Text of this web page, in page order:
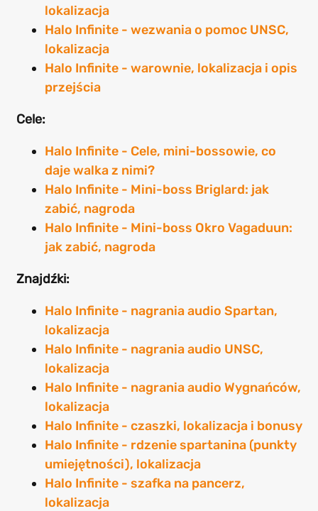
lokalizacja
Halo Infinite - wezwania o pomoc UNSC,
lokalizacja
Halo Infinite - warownie, lokalizacja i opis
przejścia
Cele:
Halo Infinite - Cele, mini-bossowie, co
daje walka z nimi?
Halo Infinite - Mini-boss Briglard: jak
zabić, nagroda
Halo Infinite - Mini-boss Okro Vagaduun:
jak zabić, nagroda
Znajdźki:
Halo Infinite - nagrania audio Spartan,
lokalizacja
Halo Infinite - nagrania audio UNSC,
lokalizacja
Halo Infinite - nagrania audio Wygnańców,
lokalizacja
Halo Infinite - czaszki, lokalizacja i bonusy
Halo Infinite - rdzenie spartanina (punkty
umiejętności), lokalizacja
Halo Infinite - szafka na pancerz,
lokalizacja